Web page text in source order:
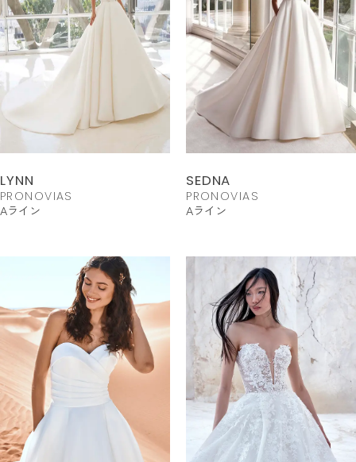
LYNN
PRONOVIAS
Aライン
SEDNA
PRONOVIAS
Aライン